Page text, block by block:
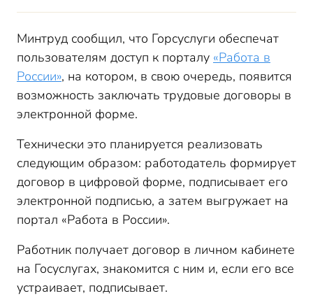
Минтруд сообщил, что Горсуслуги обеспечат
пользователям доступ к порталу «Работа в
России», на котором, в свою очередь, появится
возможность заключать трудовые договоры в
электронной форме.
Технически это планируется реализовать
следующим образом: работодатель формирует
договор в цифровой форме, подписывает его
электронной подписью, а затем выгружает на
портал «Работа в России».
Работник получает договор в личном кабинете
на Госуслугах, знакомится с ним и, если его все
устраивает, подписывает.